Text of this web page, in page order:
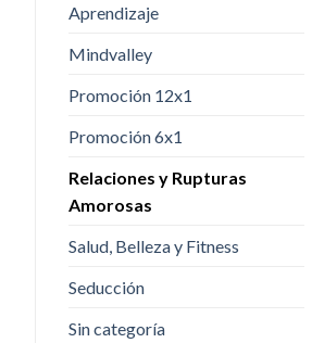
Aprendizaje
Mindvalley
Promoción 12x1
Promoción 6x1
Relaciones y Rupturas
Amorosas
Salud, Belleza y Fitness
Seducción
Sin categoría